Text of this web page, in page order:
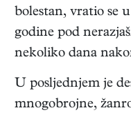
bolestan, vratio se
godine pod
nekoliko dana
U posljednjem je
mnogobrojne,